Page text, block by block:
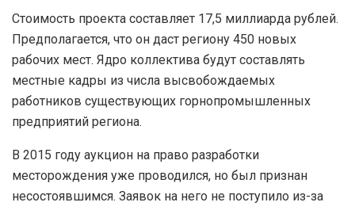
Стоимость проекта составляет 17,5 миллиарда рублей.
Предполагается, что он даст региону 450 новых
рабочих мест. Ядро коллектива будут составлять
местные кадры из числа высвобождаемых
работников существующих горнопромышленных
предприятий региона.
В 2015 году аукцион на право разработки
месторождения уже проводился, но был признан
несостоявшимся. Заявок на него не поступило из-за